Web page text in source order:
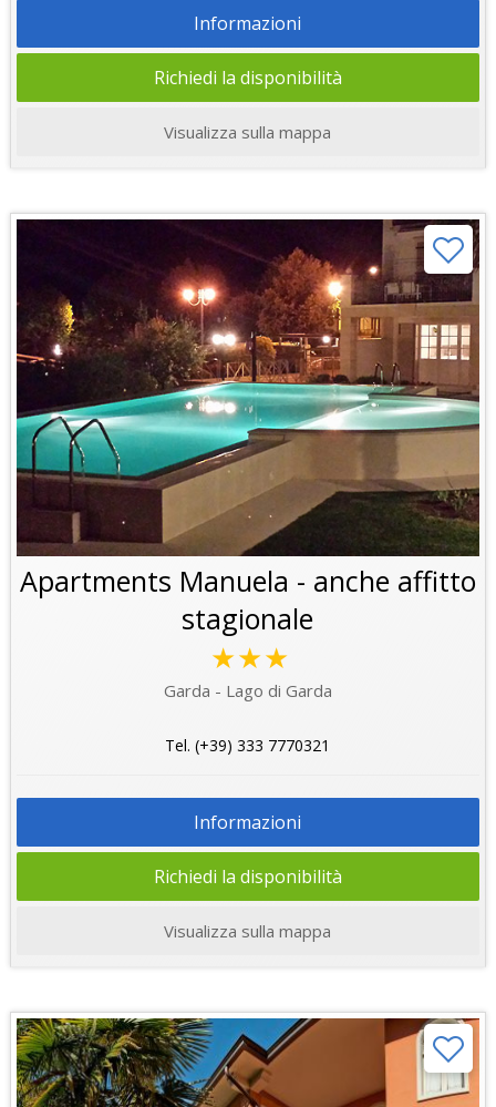
Informazioni
Richiedi la disponibilità
Visualizza sulla mappa
Apartments Manuela - anche affitto
stagionale
★★★
Garda - Lago di Garda
Tel. (+39) 333 7770321
Informazioni
Richiedi la disponibilità
Visualizza sulla mappa